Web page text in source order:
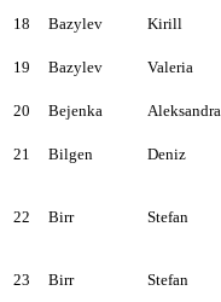
18 Bazylev Kirill
19 Bazylev Valeria
20 Bejenka Aleksandra
21 Bilgen Deniz
22 Birr Stefan
23 Birr Stefan